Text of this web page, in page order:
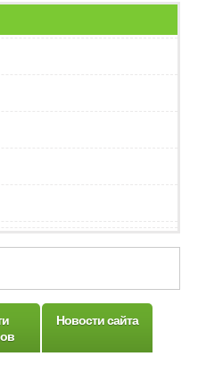
Новости сайта